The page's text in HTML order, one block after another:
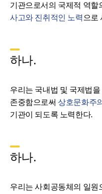
기관으로서의 국제적 역할
사고와 진취적인 노력 으로
하나.
우리는 국내법 및 국제법
존중함으로써상호문화주
기관이 되도록 노력한다.
하나.
우리는 사회공동체의 일원